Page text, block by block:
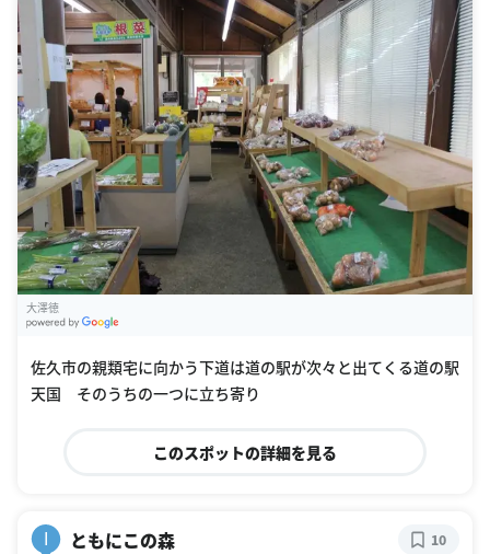
大澤徳
佐久市の親類宅に向かう下道は道の駅が次々と出てくる道の駅
天国 そのうちの一つに立ち寄り
このスポットの詳細を見る
I ともにこの森 10